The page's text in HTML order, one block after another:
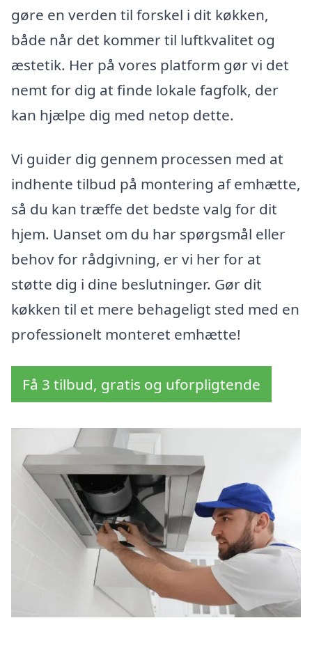
gøre en verden til forskel i dit køkken,
både når det kommer til luftkvalitet og
æstetik. Her på vores platform gør vi det
nemt for dig at finde lokale fagfolk, der
kan hjælpe dig med netop dette.
Vi guider dig gennem processen med at
indhente tilbud på montering af emhætte,
så du kan træffe det bedste valg for dit
hjem. Uanset om du har spørgsmål eller
behov for rådgivning, er vi her for at
støtte dig i dine beslutninger. Gør dit
køkken til et mere behageligt sted med en
professionelt monteret emhætte!
Få 3 tilbud, gratis og uforpligtende